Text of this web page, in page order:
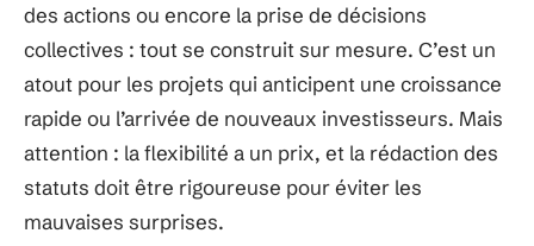
des actions ou encore la prise de décisions
collectives : tout se construit sur mesure. C’est un
atout pour les projets qui anticipent une croissance
rapide ou l’arrivée de nouveaux investisseurs. Mais
attention : la flexibilité a un prix, et la rédaction des
statuts doit être rigoureuse pour éviter les
mauvaises surprises.